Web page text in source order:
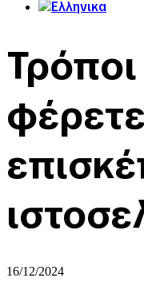
φέρετε
16/12/2024